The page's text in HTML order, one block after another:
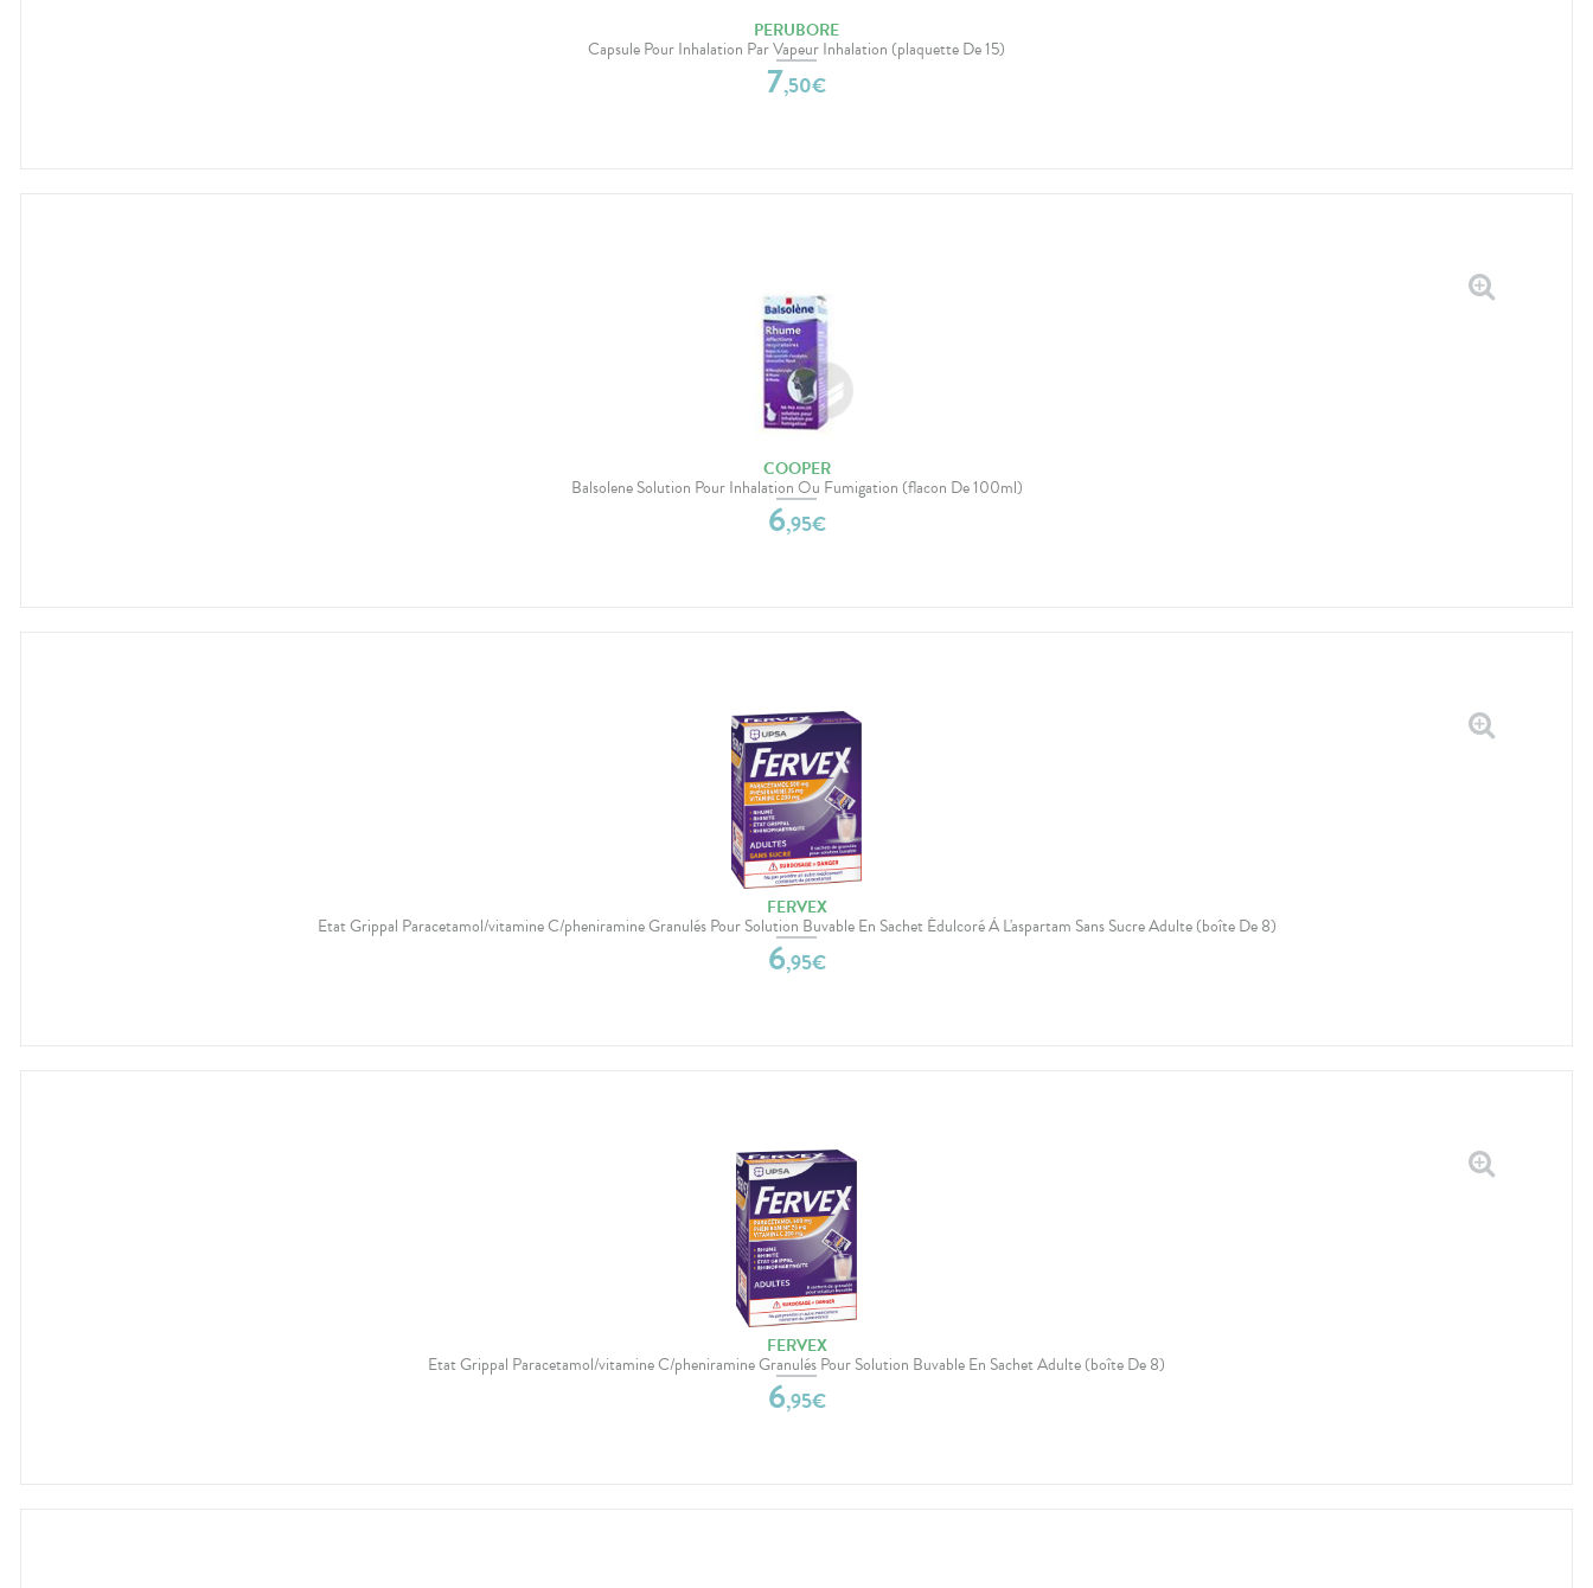
PERUBORE
Capsule Pour Inhalation Par Vapeur Inhalation (plaquette De 15)
7,50€
COOPER
Balsolene Solution Pour Inhalation Ou Fumigation (flacon De 100ml)
6,95€
FERVEX
Etat Grippal Paracetamol/vitamine C/pheniramine Granulés Pour Solution Buvable En Sachet Édulcoré À L'aspartam Sans Sucre Adulte (boîte De 8)
6,95€
FERVEX
Etat Grippal Paracetamol/vitamine C/pheniramine Granulés Pour Solution Buvable En Sachet Adulte (boîte De 8)
6,95€